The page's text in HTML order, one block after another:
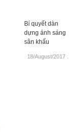
Bí quyết dàn
dựng ánh sáng
sân khấu
18/August/2017